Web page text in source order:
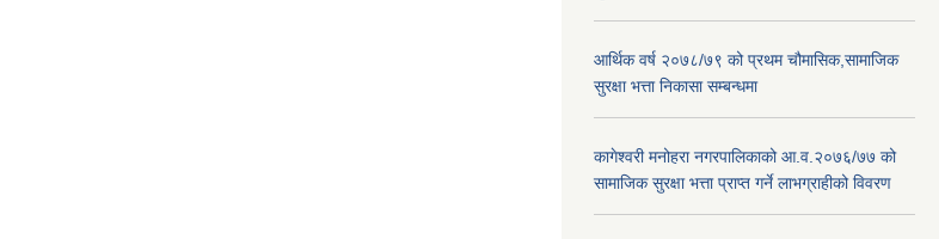
आर्थिक वर्ष २०७८/७९ को प्रथम चौमासिक,सामाजिक
सुरक्षा भत्ता निकासा सम्बन्धमा
कागेश्वरी मनोहरा नगरपालिकाको आ.व.२०७६/७७ को
सामाजिक सुरक्षा भत्ता प्राप्त गर्ने लाभग्राहीको विवरण